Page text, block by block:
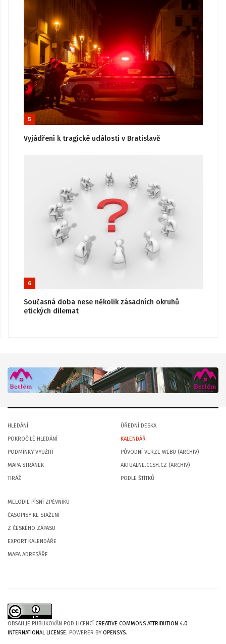
5
Vyjádření k tragické události v Bratislavě
6
Současná doba nese několik zásadních okruhů
etických dilemat
HLEDÁNÍ
POKROČILÉ HLEDÁNÍ
PODMÍNKY VYUŽITÍ
MAPA STRÁNEK
TIRÁŽ
ÚŘEDNÍ DESKA
KALENDÁŘ
PŮVODNÍ VERZE WEBU (ARCHIV)
AKTUALNE.CCSH.CZ (ARCHIV)
PODLE ŠTÍTKŮ
MELODIE PÍSNÍ ZPĚVNÍKU
ČASOPISY KE STAŽENÍ
Z ČESKÉHO ZÁPASU
EXPORT KALENDÁŘE
MAPA ADRESÁŘE
OBSAH JE PUBLIKOVÁN POD LICENCÍ CREATIVE COMMONS ATTRIBUTION 4.0
INTERNATIONAL LICENSE. POWERER BYOPENSYS.